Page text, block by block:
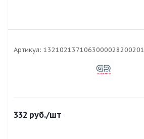
Артикул: 1321021371063000028200201
332 руб./шт